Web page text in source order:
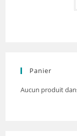
Panier
Aucun produit